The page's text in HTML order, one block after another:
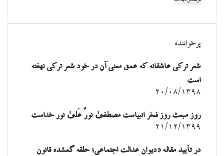
پرخواننده
شعر ترکی عاشقانه که عمق معنی آن در خود شعر ترکی نهفته
است
۲۰/۰۸/۱۳۹۸
روز مبعث روز فخر انبیاست مصطفیٰ نورٌ عَلیٰ نور خداست
۲۱/۱۲/۱۳۹۹
در تأیید مقاله «دیوان عدالت اجتماعی؛ حلقه گمشده قانون